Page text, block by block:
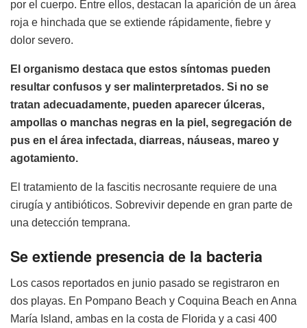
por el cuerpo. Entre ellos, destacan la aparición de un área
roja e hinchada que se extiende rápidamente, fiebre y
dolor severo.
El organismo destaca que estos síntomas pueden
resultar confusos y ser malinterpretados. Si no se
tratan adecuadamente, pueden aparecer úlceras,
ampollas o manchas negras en la piel, segregación de
pus en el área infectada, diarreas, náuseas, mareo y
agotamiento.
El tratamiento de la fascitis necrosante requiere de una
cirugía y antibióticos. Sobrevivir depende en gran parte de
una detección temprana.
Se extiende presencia de la bacteria
Los casos reportados en junio pasado se registraron en
dos playas. En Pompano Beach y Coquina Beach en Anna
María Island, ambas en la costa de Florida y a casi 400